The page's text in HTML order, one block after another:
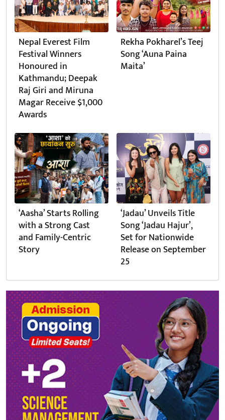
Nepal Everest Film
Festival Winners
Honoured in
Kathmandu; Deepak
Raj Giri and Miruna
Magar Receive $1,000
Awards
Rekha Pokharel’s Teej
Song ‘Auna Paina
Maita’
‘Aasha’ Starts Rolling
with a Strong Cast
and Family-Centric
Story
‘Jadau’ Unveils Title
Song ‘Jadau Hajur’,
Set for Nationwide
Release on September
25